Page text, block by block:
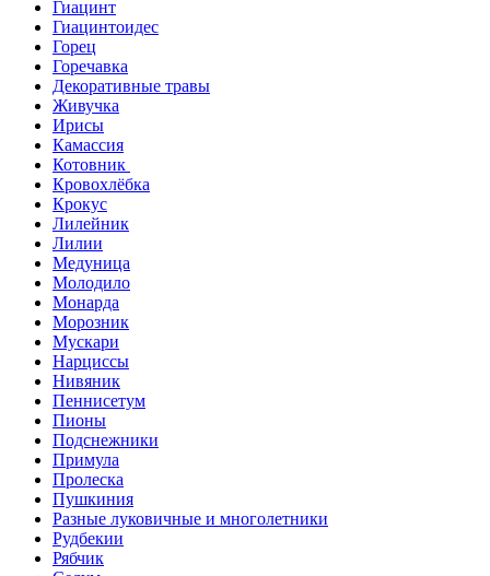
Гиацинт
Гиацинтоидес
Горец
Горечавка
Декоративные травы
Живучка
Ирисы
Камассия
Котовник
Кровохлёбка
Крокус
Лилейник
Лилии
Медуница
Молодило
Монарда
Морозник
Мускари
Нарциссы
Нивяник
Пеннисетум
Пионы
Подснежники
Примула
Пролеска
Пушкиния
Разные луковичные и многолетники
Рудбекии
Рябчик